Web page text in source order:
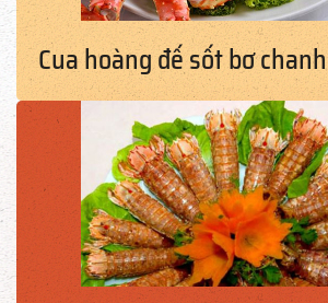
Cua hoàng đế sốt bơ chanh